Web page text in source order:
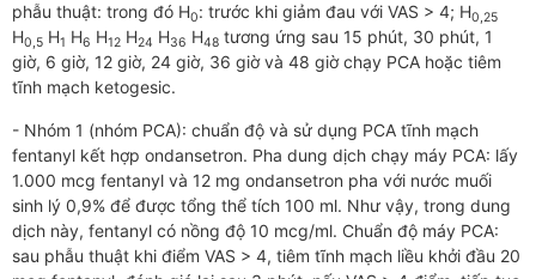
phẫu thuật: trong đó H0: trước khi giảm đau với VAS > 4; H0,25
H0,5 H1 H6 H12 H24 H36 H48 tương ứng sau 15 phút, 30 phút, 1
giờ, 6 giờ, 12 giờ, 24 giờ, 36 giờ và 48 giờ chạy PCA hoặc tiêm
tĩnh mạch ketogesic.
- Nhóm 1 (nhóm PCA): chuẩn độ và sử dụng PCA tĩnh mạch
fentanyl kết hợp ondansetron. Pha dung dịch chạy máy PCA: lấy
1.000 mcg fentanyl và 12 mg ondansetron pha với nước muối
sinh lý 0,9% để được tổng thể tích 100 ml. Như vậy, trong dung
dịch này, fentanyl có nồng độ 10 mcg/ml. Chuẩn độ máy PCA:
sau phẫu thuật khi điểm VAS > 4, tiêm tĩnh mạch liều khởi đầu 20